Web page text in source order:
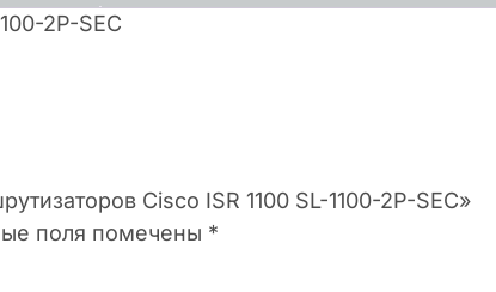
2P-SEC
Cisco ISR 1100 SL-1100-2P-SEC»
поля помечены *